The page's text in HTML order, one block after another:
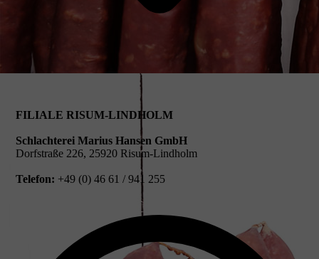
FILIALE RISUM-LINDHOLM
Schlachterei Marius Hansen GmbH
Dorfstraße 226, 25920 Risum-Lindholm
Telefon: +49 (0) 46 61 / 941 255